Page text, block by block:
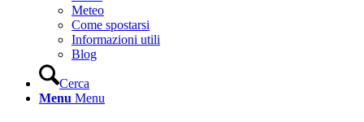
Meteo
Come spostarsi
Informazioni utili
Blog
Cerca
Menu Menu